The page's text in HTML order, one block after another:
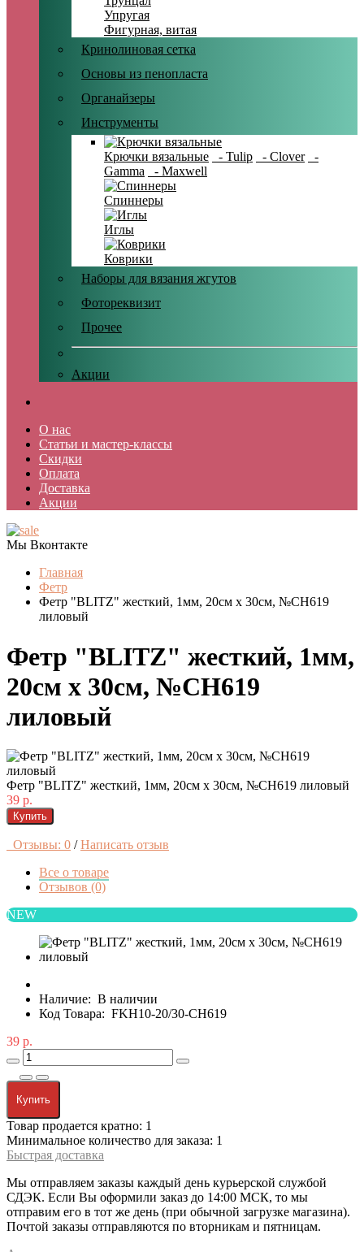
Упругая
Фигурная, витая
Кринолиновая сетка
Основы из пенопласта
Органайзеры
Инструменты
Крючки вязальные - Tulip - Clover
-
Gamma
- Maxwell
Спиннеры
Иглы
Коврики
Наборы для вязания жгутов
Фотореквизит
Прочее
Акции
О нас
Статьи и мастер-классы
Скидки
Оплата
Доставка
Акции
Мы Вконтакте
Главная
Фетр
Фетр "BLITZ" жесткий, 1мм, 20см х 30см, №CH619
лиловый
Фетр "BLITZ" жесткий, 1мм,
20см х 30см, №CH619
лиловый
Фетр "BLITZ" жесткий, 1мм, 20см х 30см, №CH619 лиловый
39 р.
Купить
Отзывы: 0 / Написать отзыв
Все о товаре
Отзывов (0)
NEW
Наличие: В наличии
Код Товара: FKH10-20/30-CH619
39 р.
Купить
Товар продается кратно: 1
Минимальное количество для заказа: 1
Быстрая доставка
Мы отправляем заказы каждый день курьерской службой
СДЭК. Если Вы оформили заказ до 14:00 МСК, то мы
отправим его в тот же день (при обычной загрузке магазина).
Почтой заказы отправляются по вторникам и пятницам.